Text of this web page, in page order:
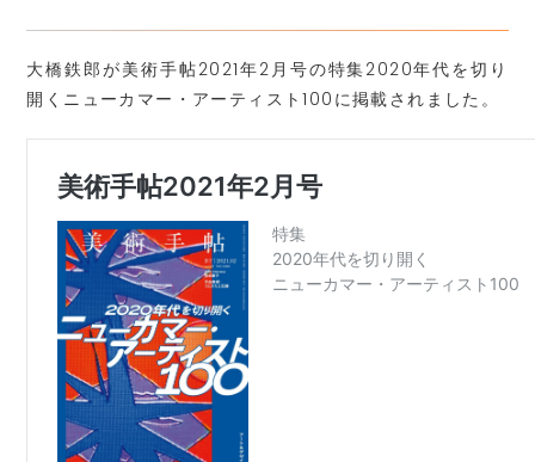
大橋鉄郎が美術手帖2021年2月号の特集2020年代を切り
開くニューカマー・アーティスト100に掲載されました。